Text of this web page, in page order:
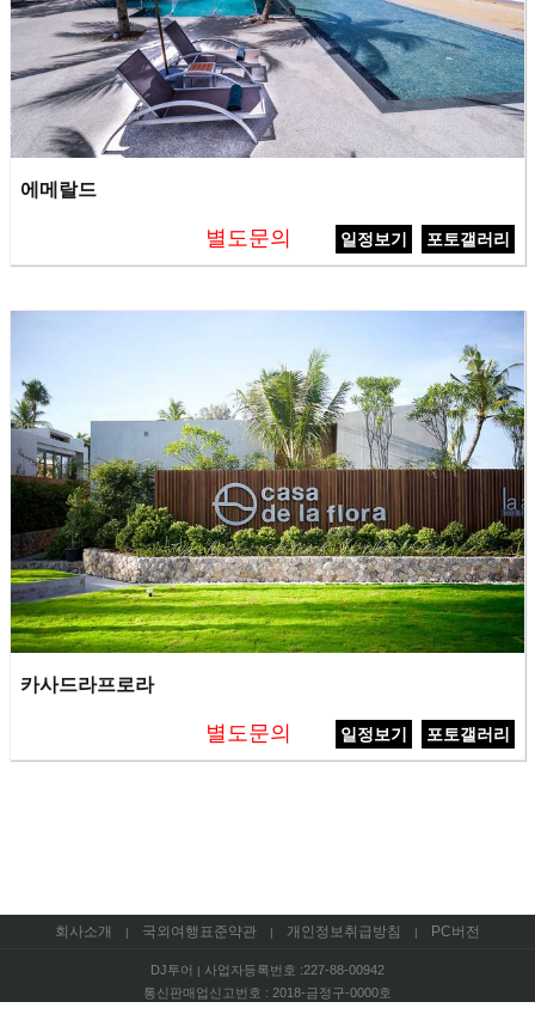
에메랄드
별도문의 일정보기 포토갤러리
카사드라프로라
별도문의 일정보기 포토갤러리
회사소개 | 국외여행표준약관 | 개인정보취급방침 | PC버전
DJ투어 | 사업자등록번호 :227-88-00942
통신판매업신고번호 : 2018-금정구-0000호